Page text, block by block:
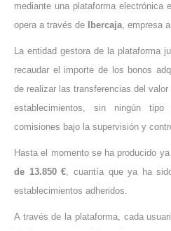
mediante una plataforma electrónica
opera a través de
Ibercaja, empresa
La entidad gestora de la plataforma
recaudar el importe de los bonos
de realizar las transferencias del
establecimientos, sin ningún
comisiones bajo la supervisión y
Hasta el momento se ha producido
de 13.850 €, cuantía que ya ha
establecimientos adheridos.
A través de la plataforma, cada